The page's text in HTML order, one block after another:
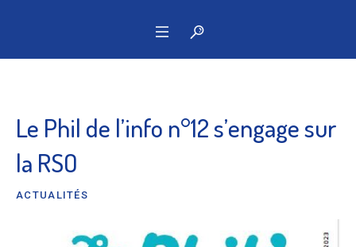
Le Phil de l’info n°12 s’engage sur
la RSO
ACTUALITÉS